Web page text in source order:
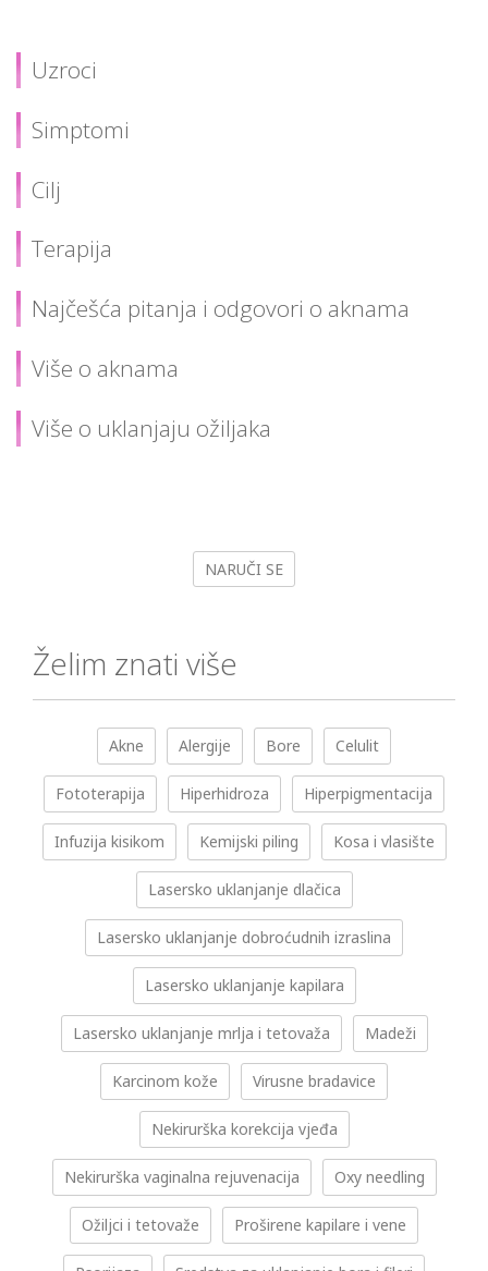
Uzroci
Simptomi
Cilj
Terapija
Najčešća pitanja i odgovori o aknama
Više o aknama
Više o uklanjaju ožiljaka
NARUČI SE
Želim znati više
Akne Alergije Bore Celulit
Fototerapija Hiperhidroza Hiperpigmentacija
Infuzija kisikom Kemijski piling Kosa i vlasište
Lasersko uklanjanje dlačica
Lasersko uklanjanje dobroćudnih izraslina
Lasersko uklanjanje kapilara
Lasersko uklanjanje mrlja i tetovaža Madeži
Karcinom kože Virusne bradavice
Nekirurška korekcija vjeđa
Nekirurška vaginalna rejuvenacija Oxy needling
Ožiljci i tetovaže Proširene kapilare i vene